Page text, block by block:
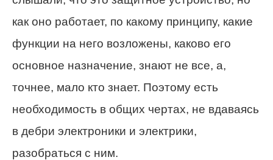
как оно работает, по какому принципу, какие
функции на него возложены, каково его
основное назначение, знают не все, а,
точнее, мало кто знает. Поэтому есть
необходимость в общих чертах, не вдаваясь
в дебри электроники и электрики,
разобраться с ним.